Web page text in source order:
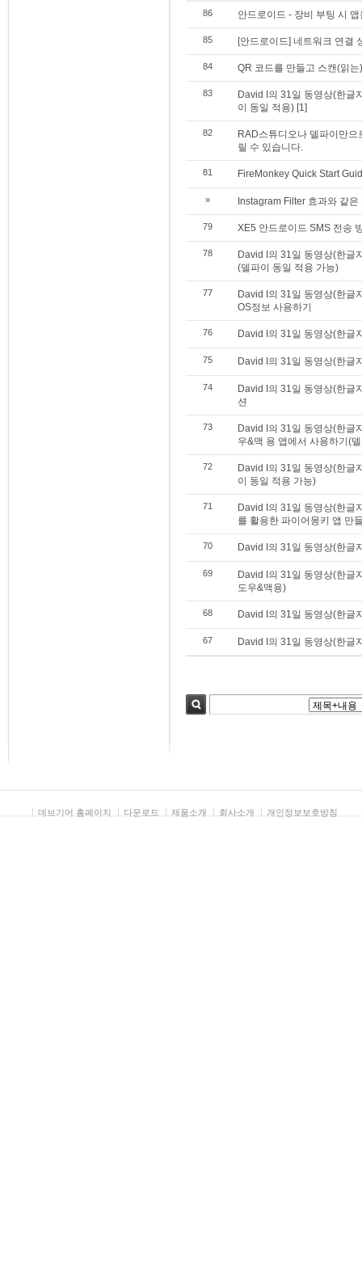
86 안드로이드 - 장비 부팅 시
85 [안드로이드] 네트워크 연결
84 QR 코드를 만들고 스캔(읽는
83
David I의 31일 동영상(한글
이 동일 적용) [1]
82
RAD스튜디오나 델파이만
릴 수 있습니다.
81 FireMonkey Quick Start
» Instagram Filter 효과와 같
79 XE5 안드로이드 SMS 전송
78
David I의 31일 동영상(한글
(델파이 동일 적용 가능)
77
David I의 31일 동영상(한글
OS정보 사용하기
76 David I의 31일 동영상(한글
75 David I의 31일 동영상(한글
74
David I의 31일 동영상(한글
션
73
David I의 31일 동영상(한글
우&맥 용 앱에서 사용하기(
72
David I의 31일 동영상(한글
이 동일 적용 가능)
71
David I의 31일 동영상(한글
를 활용한 파이어몽키 앱 만
70 David I의 31일 동영상(한글
69
David I의 31일 동영상(한글
도우&맥용)
68 David I의 31일 동영상(한글
67 David I의 31일 동영상(한글
데브기어 홈페이지 다운로드 제품소개 회사소개 개인정보보호방침